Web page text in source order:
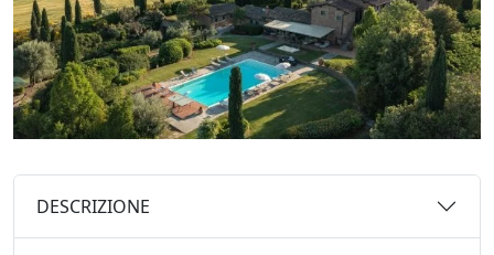
DESCRIZIONE